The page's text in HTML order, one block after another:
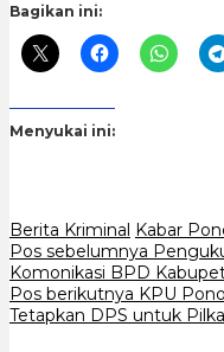
Bagikan ini:
Menyukai ini:
Berita Kriminal Kabar
Navigasi
pos
Pos sebelumnya
Komonikasi BPD
Pos berikutnya KPU
Tetapkan DPS untuk